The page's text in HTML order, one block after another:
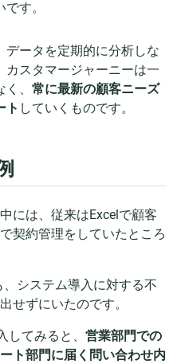
す。
データを定期的に分析しな
カスタマージャーニーは一
、 常に最新の顧客ニーズ
ト していくものです。
には、従来はExcelで顧客
契約管理をしていたところ
システム導入に対する不
せずにいたのです。
してみると、 営業部門での
ト部門に届く問い合わせ内